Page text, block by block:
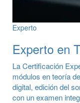
Experto
Experto en
La Certificación
módulos en teoría
digital, edición del
con un examen